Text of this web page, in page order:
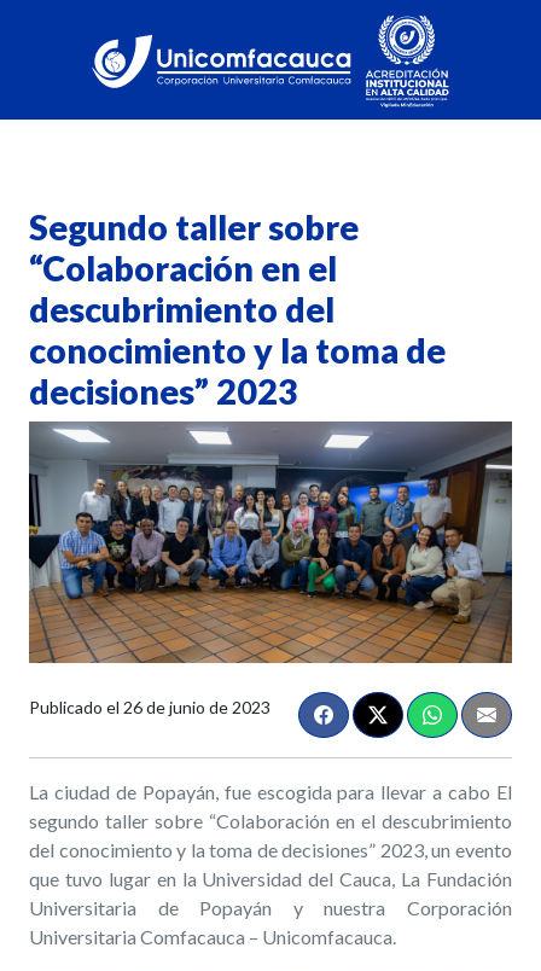
Segundo taller sobre
“Colaboración en el
descubrimiento del
conocimiento y la toma de
decisiones” 2023
Publicado el 26 de junio de 2023
La ciudad de Popayán, fue escogida para llevar a cabo El
segundo taller sobre “Colaboración en el descubrimiento
del conocimiento y la toma de decisiones” 2023, un evento
que tuvo lugar en la Universidad del Cauca, La Fundación
Universitaria de Popayán y nuestra Corporación
Universitaria Comfacauca – Unicomfacauca.